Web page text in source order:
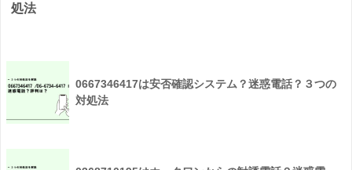
処法
0667346417は安否確認システム？迷惑電話？３つの
対処法